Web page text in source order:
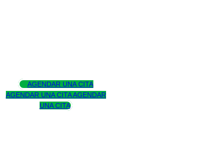
AGENDAR UNA CITA
AGENDAR UNA CITA AGENDAR
UNA CITA